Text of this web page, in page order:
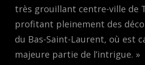
très grouillant centre-ville de
profitant pleinement des
du Bas-Saint-Laurent, où est
majeure partie de l’intrigue. »